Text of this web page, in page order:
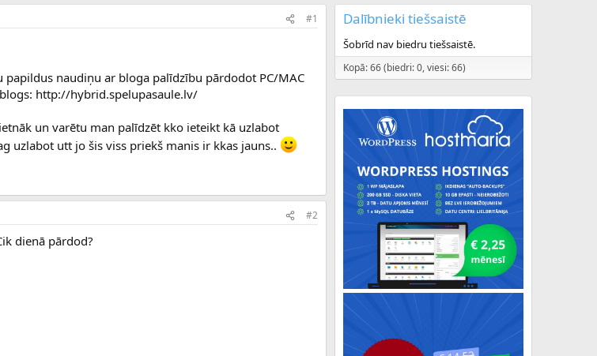
#1
naudiņu ar bloga palīdzību pārdodot PC/MAC
http://hybrid.spelupasaule.lv/
un varētu man palīdzēt kko ieteikt kā uzlabot
uzlabot utt jo šis viss priekš manis ir kkas jauns..
#2
dienā pārdod?
Dalībnieki tiešsaistē
Šobrīd nav biedru tiešsaistē.
Kopā: 66 (biedri: 0, viesi: 66)